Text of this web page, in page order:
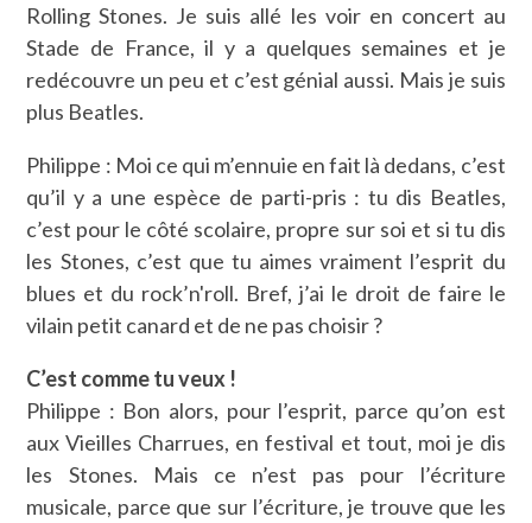
Rolling Stones. Je suis allé les voir en concert au
Stade de France, il y a quelques semaines et je
redécouvre un peu et c’est génial aussi. Mais je suis
plus Beatles.
Philippe : Moi ce qui m’ennuie en fait là dedans, c’est
qu’il y a une espèce de parti-pris : tu dis Beatles,
c’est pour le côté scolaire, propre sur soi et si tu dis
les Stones, c’est que tu aimes vraiment l’esprit du
blues et du rock’n'roll. Bref, j’ai le droit de faire le
vilain petit canard et de ne pas choisir ?
C’est comme tu veux !
Philippe : Bon alors, pour l’esprit, parce qu’on est
aux Vieilles Charrues, en festival et tout, moi je dis
les Stones. Mais ce n’est pas pour l’écriture
musicale, parce que sur l’écriture, je trouve que les